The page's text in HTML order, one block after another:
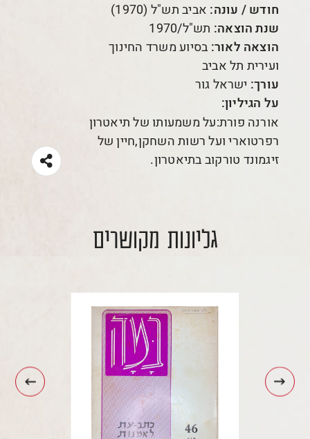
חודש / עונה: אביב תש"ל (1970)
שנת הוצאה: תש"ל/1970
הוצאה לאור: בסיוע משרד החינוך
ועירית תל אביב
עורך: ישראל גור
על הגיליון:
אורנה פורת:על משמעותו של תיאטרון
רפרטוארי ועל רשות השחקן,חיין של
זיגמונד טורקוב בתיאטרון.
גליונות מקושרים